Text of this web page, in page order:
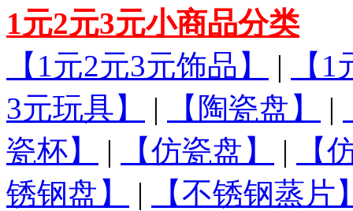
1元2元3元小商品分类
【1元2元3元饰品】
|
【
3元玩具】
| 【陶瓷盘】 |
瓷杯】
| 【仿瓷盘】 |
【
锈钢盘】
|
【不锈钢蒸片